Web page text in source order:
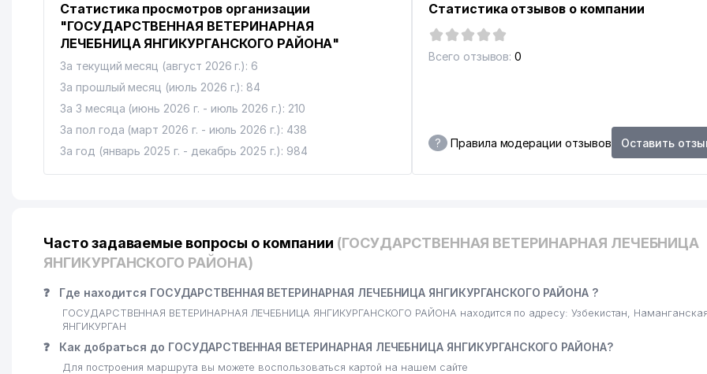
Статистика просмотров организации
"ГОСУДАРСТВЕННАЯ ВЕТЕРИНАРНАЯ
ЛЕЧЕБНИЦА ЯНГИКУРГАНСКОГО РАЙОНА"
За текущий месяц (август 2026 г.): 6
За прошлый месяц (июль 2026 г.): 84
За 3 месяца (июнь 2026 г. - июль 2026 г.): 210
За пол года (март 2026 г. - июль 2026 г.): 438
За год (январь 2025 г. - декабрь 2025 г.): 984
Статистика отзывов о компании
Всего отзывов: 0
? Правила модерации отзывов Оставить
Часто задаваемые вопросы о компании (ГОСУДАРСТВЕННАЯ ВЕТЕРИНАРНАЯ ЛЕЧЕБНИЦА
ЯНГИКУРГАНСКОГО РАЙОНА)
❓ Где находится ГОСУДАРСТВЕННАЯ ВЕТЕРИНАРНАЯ ЛЕЧЕБНИЦА ЯНГИКУРГАНСКОГО РАЙОНА ?
ГОСУДАРСТВЕННАЯ ВЕТЕРИНАРНАЯ ЛЕЧЕБНИЦА ЯНГИКУРГАНСКОГО РАЙОНА находится по адресу: Узбекистан,
ЯНГИКУРГАН
❓ Как добраться до ГОСУДАРСТВЕННАЯ ВЕТЕРИНАРНАЯ ЛЕЧЕБНИЦА ЯНГИКУРГАНСКОГО РАЙОНА?
Для построения маршрута вы можете воспользоваться картой на нашем сайте